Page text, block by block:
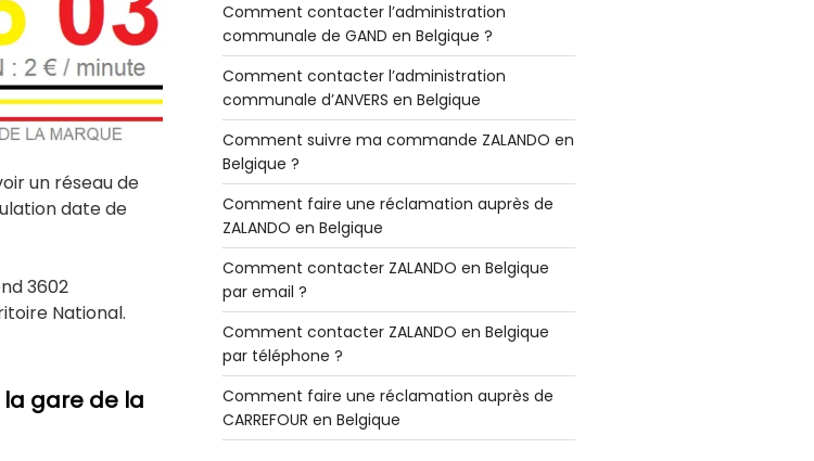
un réseau de
date de
3602
National.
la gare de la
Comment contacter l’administration
communale de GAND en Belgique ?
Comment contacter l’administration
communale d’ANVERS en Belgique
Comment suivre ma commande ZALANDO en
Belgique ?
Comment faire une réclamation auprès de
ZALANDO en Belgique
Comment contacter ZALANDO en Belgique
par email ?
Comment contacter ZALANDO en Belgique
par téléphone ?
Comment faire une réclamation auprès de
CARREFOUR en Belgique